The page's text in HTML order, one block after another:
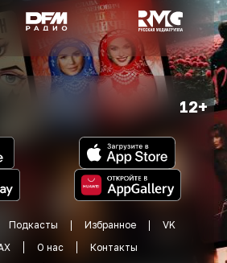
12+
Подкасты Избранное
VK
О нас
Контакты